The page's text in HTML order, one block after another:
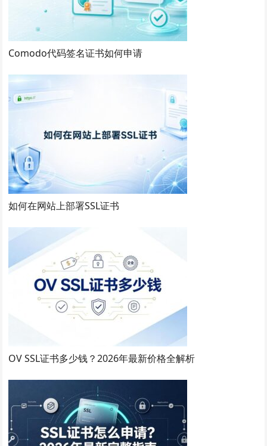
Comodo代码签名证书如何申请
如何在网站上部署SSL证书
OV SSL证书多少钱？2026年最新价格全解析